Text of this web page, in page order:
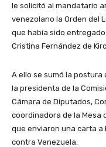
le solicitó al mandatario
venezolano la Orden del
que había sido
Cristina Fernández de
A ello se sumó la
la presidenta de la
Cámara de Diputados,
coordinadora de la Mesa
que enviaron una carta a
contra Venezuela.